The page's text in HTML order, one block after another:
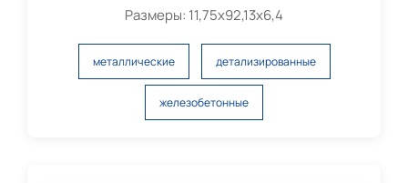
Размеры: 11,75х92,13х6,4
металлические детализированные
железобетонные